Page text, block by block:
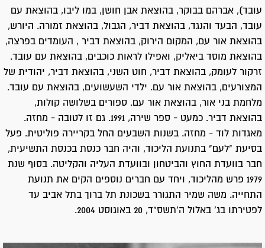
עובד), אברהם בבוקר, בהוצאת אבן חושן, במו ליבו, בהוצאת עם
עובד, הבעד והנגד, בהוצאת דביר, הגבול, בהוצאת זמורה. היורש,
בהוצאת אור עם, המקום הירוק, בהוצאת דביר , העומדים בפרצה,
בהוצאת מוסד ביאליק, ואפילו לראות כוכבים, בהוצאת עם עובד.
זרקור לעומק, בהוצאת דביר, חוט השני, בהוצאת דביר, יהודית של
המצורעים, בהוצאת אור עם. ילדי השעשועים, בהוצאת עם עובד.
מלחמת בני אור, בהוצאת אור עם. ספורים בשלושה קולות,
בהוצאת דביר. כמעט - ספר שירה, 1991. גם זו לטובה - מחזה.
מאגדות לוד - מחזה. בשנות השבעים החל בקריירה פוליטית. פעל
בסיעת "לעם" בתנועת הליכוד, והיה חבר כנסת בכנסת התשיעית,
חבר בוועדת החוץ והביטחון ובוועדת העליה והקליטה. בסוף שנת
1979 פרש מהליכוד, ויחד עם חברים נוספים הקים את תנועת
התחייה. משה שמיר התגורר בשכונת תל ברוך בתל אביב עד
לפטירתו בג' באלול ה'תשס"ד, 20 באוגוסט 2004.